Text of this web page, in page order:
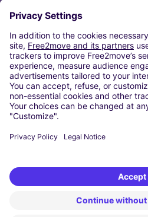
ONZE STEDEN
Paris
Madrid
Washington DC
Milaan
Rome
Turijn
Wenen
Berlijn
Düsseldorf